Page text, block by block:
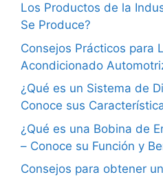
Los Productos de la
Se Produce?
Consejos Prácticos para
Acondicionado
¿Qué es un Sistema de
Conoce sus
¿Qué es una Bobina de
– Conoce su Función y
Consejos para obtener